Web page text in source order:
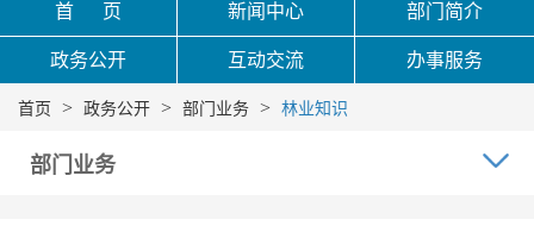
首 页 新闻中心 部门简介
政务公开 互动交流 办事服务
首页 > 政务公开 > 部门业务 > 林业知识
部门业务